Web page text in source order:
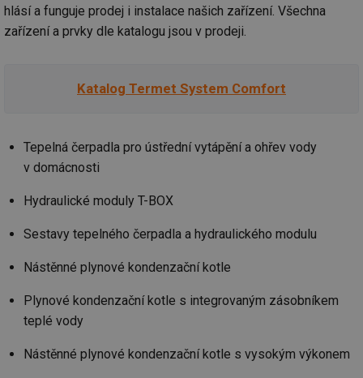
hlásí a funguje prodej i instalace našich zařízení. Všechna
zařízení a prvky dle katalogu jsou v prodeji.
Katalog Termet System Comfort
Tepelná čerpadla pro ústřední vytápění a ohřev vody
v domácnosti
Hydraulické moduly T-BOX
Sestavy tepelného čerpadla a hydraulického modulu
Nástěnné plynové kondenzační kotle
Plynové kondenzační kotle s integrovaným zásobníkem
teplé vody
Nástěnné plynové kondenzační kotle s vysokým výkonem